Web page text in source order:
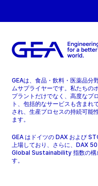
GEAは、食品・飲料・医薬品分
ムサプライヤーです。私たちの
プラントだけでなく、高度なプ
ト、包括的なサービスも含まれ
され、生産プロセスの持続可能
ます。
GEA はドイツの DAX および
上場しており、さらに、DAX
Global Sustainability 指数の構
す。